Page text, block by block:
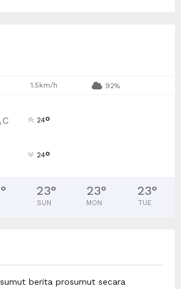
1.5km/h 92%
C 24°
24°
° 23°
SUN
23°
MON
23°
TUE
berita prosumut secara